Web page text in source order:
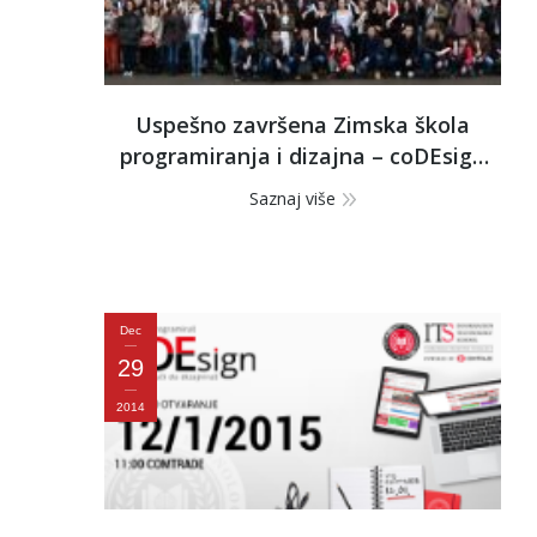
Uspešno završena Zimska škola
programiranja i dizajna – coDEsign
2015.
Saznaj više
Dec
29
2014